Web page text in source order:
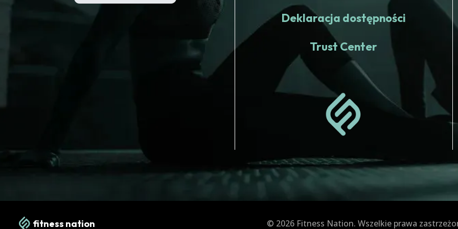
Deklaracja dostępności
Trust Center
fitness nation © 2026 Fitness Nation. Wszelkie prawa